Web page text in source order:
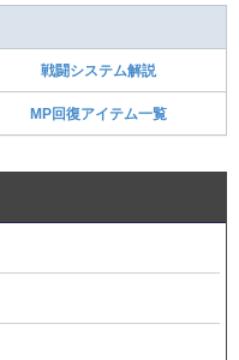
戦闘システム解説
MP回復アイテム一覧